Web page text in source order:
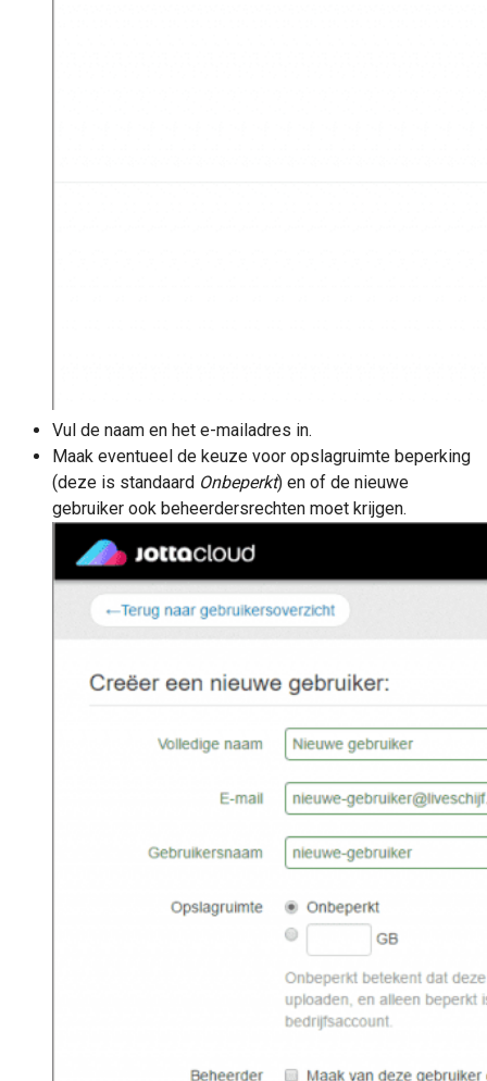
Vul de naam en het e-mailadres in.
Maak eventueel de keuze voor opslagruimte beperking
(deze is standaard Onbeperkt) en of de nieuwe
gebruiker ook beheerdersrechten moet krijgen.